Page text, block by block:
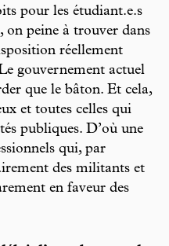
pour les étudiant.e.s
on peine à trouver dans
réellement
gouvernement actuel
que le bâton. Et cela,
et toutes celles qui
publiques. D’où une
qui, par
des militants et
en faveur des